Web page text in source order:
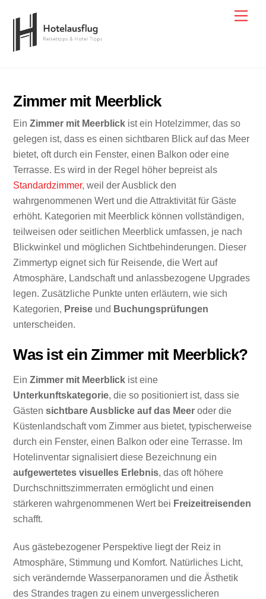
content
Zimmer mit Meerblick
EinZimmer mit Meerblick ist ein Hotelzimmer, das so
gelegen ist, dass es einen sichtbaren Blick auf das Meer
bietet, oft durch ein Fenster, einen Balkon oder eine
Terrasse. Es wird in der Regel höher bepreist als
Standardzimmer, weil der Ausblick den
wahrgenommenen Wert und die Attraktivität für Gäste
erhöht. Kategorien mit Meerblick können vollständigen,
teilweisen oder seitlichen Meerblick umfassen, je nach
Blickwinkel und möglichen Sichtbehinderungen. Dieser
Zimmertyp eignet sich für Reisende, die Wert auf
Atmosphäre, Landschaft und anlassbezogene Upgrades
legen. Zusätzliche Punkte unten erläutern, wie sich
Kategorien, Preise und Buchungsprüfungen
unterscheiden.
Was ist ein Zimmer mit Meerblick?
EinZimmer mit Meerblick ist eine
Unterkunftskategorie, die so positioniert ist, dass sie
Gästensichtbare Ausblicke auf das Meer oder die
Küstenlandschaft vom Zimmer aus bietet, typischerweise
durch ein Fenster, einen Balkon oder eine Terrasse. Im
Hotelinventar signalisiert diese Bezeichnung ein
aufgewertetes visuelles Erlebnis, das oft höhere
Durchschnittszimmerraten ermöglicht und einen
stärkeren wahrgenommenen Wert bei Freizeitreisenden
schafft.
Aus gästebezogener Perspektive liegt der Reiz in
Atmosphäre, Stimmung und Komfort. Natürliches Licht,
sich verändernde Wasserpanoramen und die Ästhetik
des Strandes tragen zu einem unvergesslicheren